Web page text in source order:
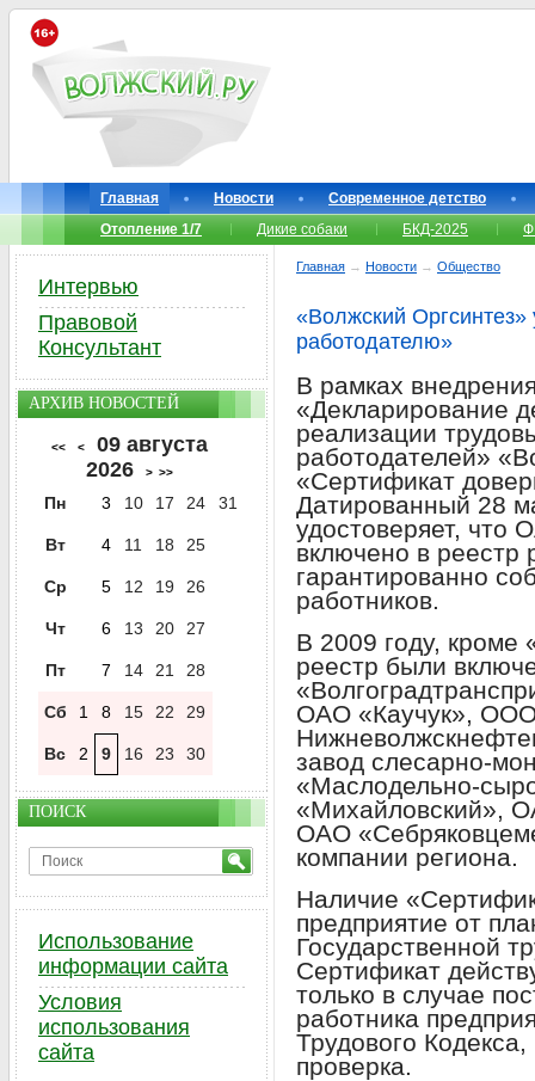
Главная Новости
Современное детство
Отопление 1/7
Дикие собаки БКД-2025
Главная → Новости → Общество
«Волжский
работодателю»
В рамках
«Декларирование
реализации
работодателей»
«Сертификат
Датированный 28
удостоверяет, что
включено в реестр
гарантированно
работников.
В 2009 году, кроме
реестр были
ОАО «Каучук»,
завод слесарно-
«Маслодельно-
«Михайловский»,
ОАО
компании региона.
Наличие
предприятие от
Государственной
Сертификат
только в случае
работника
Трудового
проверка.
Интервью
Правовой
Консультант
АРХИВ НОВОСТЕЙ
<< <
09 августа
2026
> >>
Пн 3 10 17 24 31
Вт 4 11 18 25
Ср 5 12 19 26
Чт 6 13 20 27
Пт 7 14 21 28
Сб 1 8 15 22 29
Вс 2 9 16 23 30
ПОИСК
Использование
информации сайта
Условия
использования
сайта